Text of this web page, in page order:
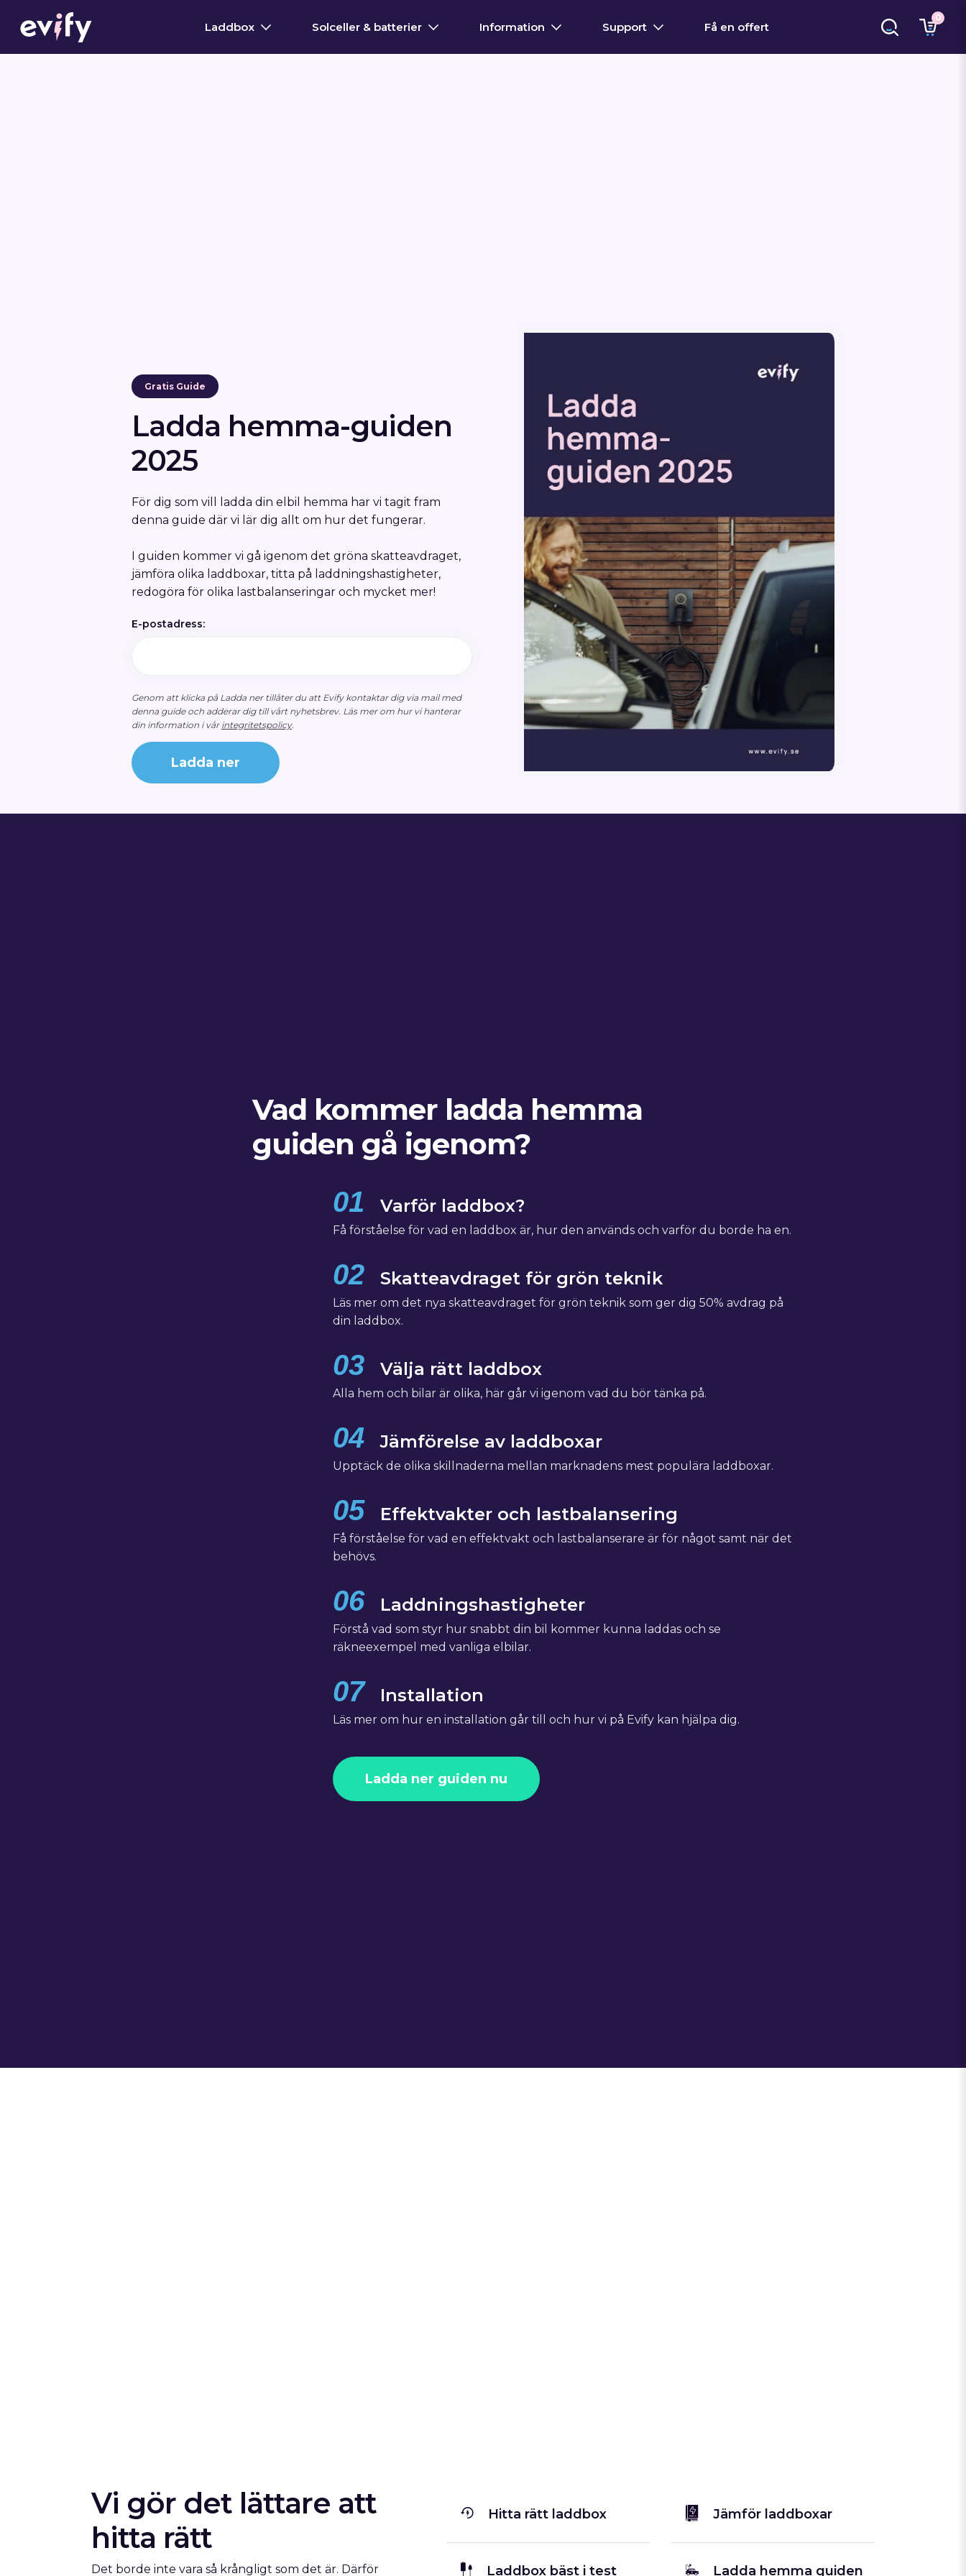
Laddbox Solceller & batterier Information Support Få en offert
0
Gratis Guide
Ladda hemma-guiden
2025
För dig som vill ladda din elbil hemma har vi tagit fram
denna guide där vi lär dig allt om hur det fungerar.
I guiden kommer vi gå igenom det gröna skatteavdraget,
jämföra olika laddboxar, titta på laddningshastigheter,
redogöra för olika lastbalanseringar och mycket mer!
E-postadress:
Genom att klicka på Ladda ner tillåter du att Evify kontaktar dig via mail med
denna guide och adderar dig till vårt nyhetsbrev. Läs mer om hur vi hanterar
din information i vår integritetspolicy.
Ladda ner
Vad kommer ladda hemma
guiden gå igenom?
01 Varför laddbox?
Få förståelse för vad en laddbox är, hur den används och varför du borde ha en.
02 Skatteavdraget för grön teknik
Läs mer om det nya skatteavdraget för grön teknik som ger dig 50% avdrag på
din laddbox.
03 Välja rätt laddbox
Alla hem och bilar är olika, här går vi igenom vad du bör tänka på.
04 Jämförelse av laddboxar
Upptäck de olika skillnaderna mellan marknadens mest populära laddboxar.
05 Effektvakter och lastbalansering
Få förståelse för vad en effektvakt och lastbalanserare är för något samt när det
behövs.
06 Laddningshastigheter
Förstå vad som styr hur snabbt din bil kommer kunna laddas och se
räkneexempel med vanliga elbilar.
07 Installation
Läs mer om hur en installation går till och hur vi på Evify kan hjälpa dig.
Ladda ner guiden nu
Vi gör det lättare att
hitta rätt
Det borde inte vara så krångligt som det är. Därför
Hitta rätt laddbox Jämför laddboxar
Laddbox bäst i test Ladda hemma guiden